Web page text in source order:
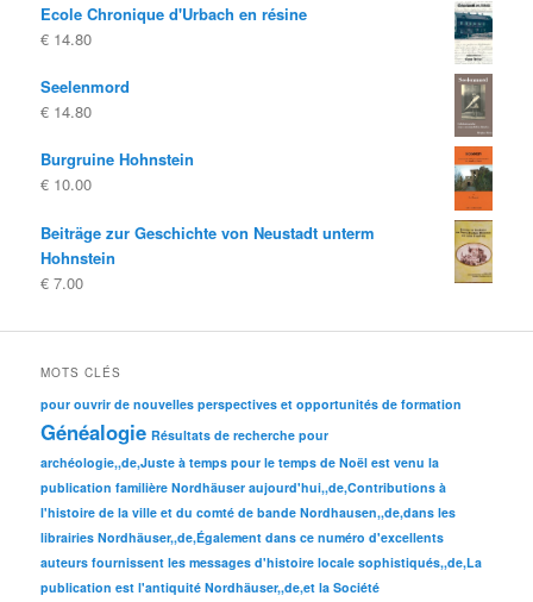
d'origine
€ 25.00
actuel
Ecole Chronique d'Urbach en résine
€ 14.80
Seelenmord
€ 14.80
Burgruine Hohnstein
€ 10.00
Beiträge zur Geschichte von Neustadt unterm
Hohnstein
€ 7.00
MOTS CLÉS
pour ouvrir de nouvelles perspectives et opportunités de formation
Généalogie Résultats de recherche pour
archéologie,,de,Juste à temps pour le temps de Noël est venu la
publication familière Nordhäuser aujourd'hui,,de,Contributions à
l'histoire de la ville et du comté de bande Nordhausen,,de,dans les
librairies Nordhäuser,,de,Également dans ce numéro d'excellents
auteurs fournissent les messages d'histoire locale sophistiqués,,de,La
publication est l'antiquité Nordhäuser,,de,et la Société